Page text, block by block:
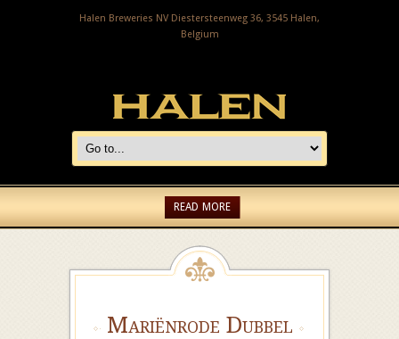
Halen Breweries NV Diestersteenweg 36, 3545 Halen,
Belgium
READ MORE
Mariënrode Dubbel